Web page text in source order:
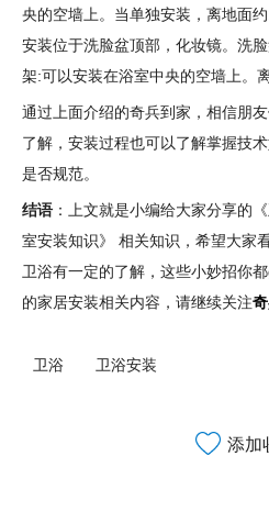
央的空墙上。当单独安装，离地面
安装位于洗脸盆顶部，化妆镜。洗
架:可以安装在浴室中央的空墙上。
通过上面介绍的奇兵到家，相信朋
了解，安装过程也可以了解掌握技
是否规范。
结语 ：上文就是小编给大家分享
室安装知识》 相关知识，希望大家
卫浴有一定的了解，这些小妙招你
的家居安装相关内容，请继续关注
卫浴 卫浴安装
添加